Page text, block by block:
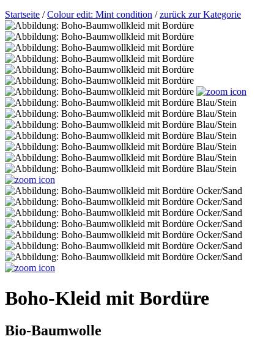
Startseite /Colour edit: Mint condition /zurück zur Kategorie
Boho-Kleid mit Bordüre
Bio-Baumwolle